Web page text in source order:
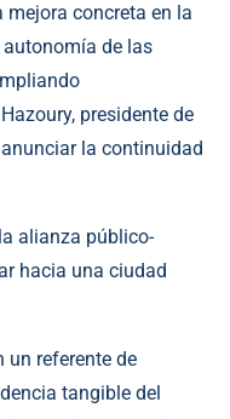
mejora concreta en la
de las
presidente de
la continuidad
alianza público-
hacia una ciudad
un referente de
tangible del